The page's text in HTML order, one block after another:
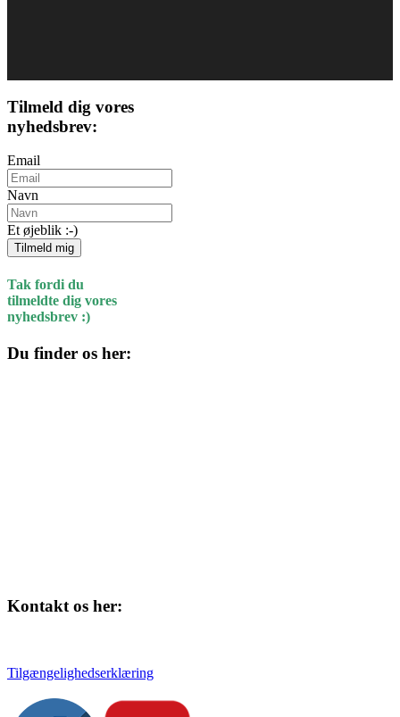
Tilmeld dig vores
nyhedsbrev:
Email
Navn
Et øjeblik :-)
Tilmeld mig
Tak fordi du
tilmeldte dig vores
nyhedsbrev :)
Du finder os her:
Kontakt os her:
Tilgængelighedserklæring